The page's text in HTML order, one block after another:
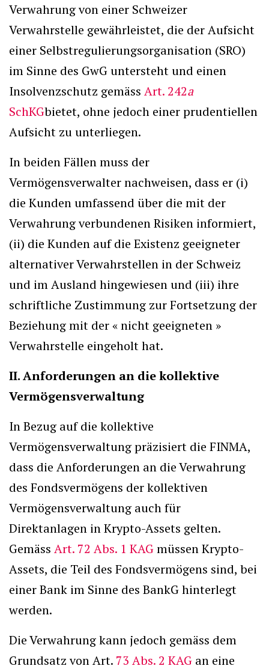
Verwahrung von einer Schweizer
Verwahrstelle gewährleistet, die der Aufsicht
einer Selbstregulierungsorganisation (SRO)
im Sinne des GwG untersteht und einen
Insolvenzschutz gemäss Art. 242a
SchKGbietet, ohne jedoch einer prudentiellen
Aufsicht zu unterliegen.
In beiden Fällen muss der
Vermögensverwalter nachweisen, dass er (i)
die Kunden umfassend über die mit der
Verwahrung verbundenen Risiken informiert,
(ii) die Kunden auf die Existenz geeigneter
alternativer Verwahrstellen in der Schweiz
und im Ausland hingewiesen und (iii) ihre
schriftliche Zustimmung zur Fortsetzung der
Beziehung mit der « nicht geeigneten »
Verwahrstelle eingeholt hat.
II. Anforderungen an die kollektive
Vermögensverwaltung
In Bezug auf die kollektive
Vermögensverwaltung präzisiert die FINMA,
dass die Anforderungen an die Verwahrung
des Fondsvermögens der kollektiven
Vermögensverwaltung auch für
Direktanlagen in Krypto-Assets gelten.
Gemäss Art. 72 Abs. 1 KAGmüssen Krypto-
Assets, die Teil des Fondsvermögens sind, bei
einer Bank im Sinne des BankG hinterlegt
werden.
Die Verwahrung kann jedoch gemäss dem
Grundsatz von Art. 73 Abs. 2 KAG an eine